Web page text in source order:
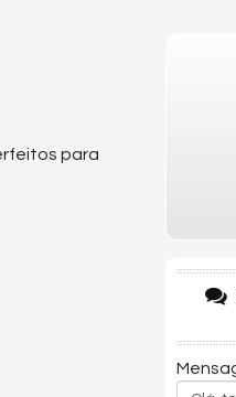
para